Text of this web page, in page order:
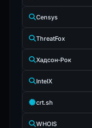
Censys
ThreatFox
Хадсон-Рок
IntelX
crt.sh
WHOIS